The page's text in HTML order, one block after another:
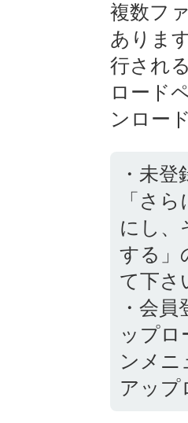
複数フ
ありま
行され
ロード
ンロー
・未
「さ
にし、
する」
て下さ
・会
ップ
ンメニ
アップ